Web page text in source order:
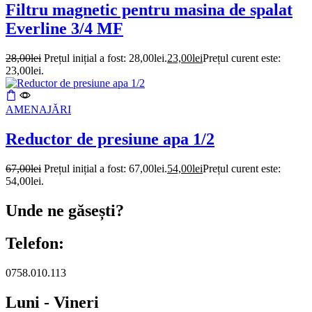
Filtru magnetic pentru masina de spalat
Everline 3/4 MF
28,00lei Prețul inițial a fost: 28,00lei.23,00leiPrețul curent este:
23,00lei.
AMENAJĂRI
Reductor de presiune apa 1/2
67,00lei Prețul inițial a fost: 67,00lei.54,00leiPrețul curent este:
54,00lei.
Unde ne găsești?
Telefon:
0758.010.113
Luni - Vineri